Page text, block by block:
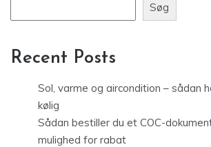
Søg
Recent Posts
Sol, varme og aircondition – sådan
kølig
Sådan bestiller du et COC-
mulighed for rabat